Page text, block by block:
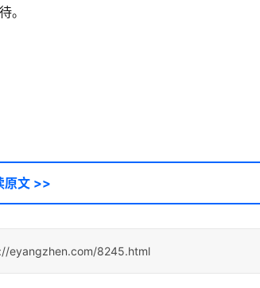
。
原文 >>
eyangzhen.com/8245.html